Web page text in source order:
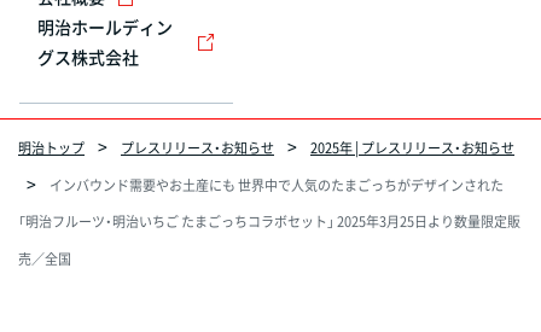
明治ホールディン
グス株式会社
明治トップ プレスリリース・お知らせ
2025年 | プレスリリース・お知らせ
インバウンド需要やお土産にも 世界中で人気のたまごっちがデザインされた
「明治フルーツ・明治いちご たまごっちコラボセット」 2025年3月25日より数量限定販
売／全国